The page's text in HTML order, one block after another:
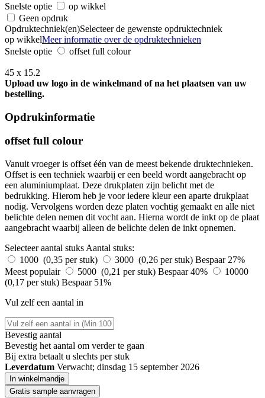
Snelste optie
op wikkel
Geen opdruk
Opdruktechniek(en)Selecteer de gewenste opdruktechniek
op wikkelMeer informatie over de opdruktechnieken
Snelste optie
offset full colour
45 x 15.2
Upload uw logo in de winkelmand of na het plaatsen van uw
bestelling.
Opdrukinformatie
offset full colour
Vanuit vroeger is offset één van de meest bekende druktechnieken.
Offset is een techniek waarbij er een beeld wordt aangebracht op
een aluminiumplaat. Deze drukplaten zijn belicht met de
bedrukking. Hierom heb je voor iedere kleur een aparte drukplaat
nodig. Vervolgens worden deze platen vochtig gemaakt en alle niet
belichte delen nemen dit vocht aan. Hierna wordt de inkt op de plaat
aangebracht waarbij alleen de belichte delen de inkt opnemen.
Selecteer aantal stuks Aantal stuks:
1000 (0,35 per stuk)
3000 (0,26 per stuk) Bespaar 27%
Meest populair
5000 (0,21 per stuk) Bespaar 40%
10000
(0,17 per stuk) Bespaar 51%
Vul zelf een aantal in
Bevestig aantal
Bevestig het aantal om verder te gaan
Bij extra betaalt u slechts per stuk
Leverdatum Verwacht; dinsdag 15 september 2026
In winkelmandje
Gratis sample aanvragen